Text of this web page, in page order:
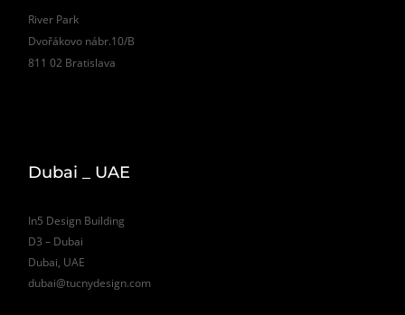
River Park
Dvořákovo nábr.10/B
811 02 Bratislava
Dubai _ UAE
In5 Design Building
D3 – Dubai
Dubai, UAE
dubai@tucnydesign.com